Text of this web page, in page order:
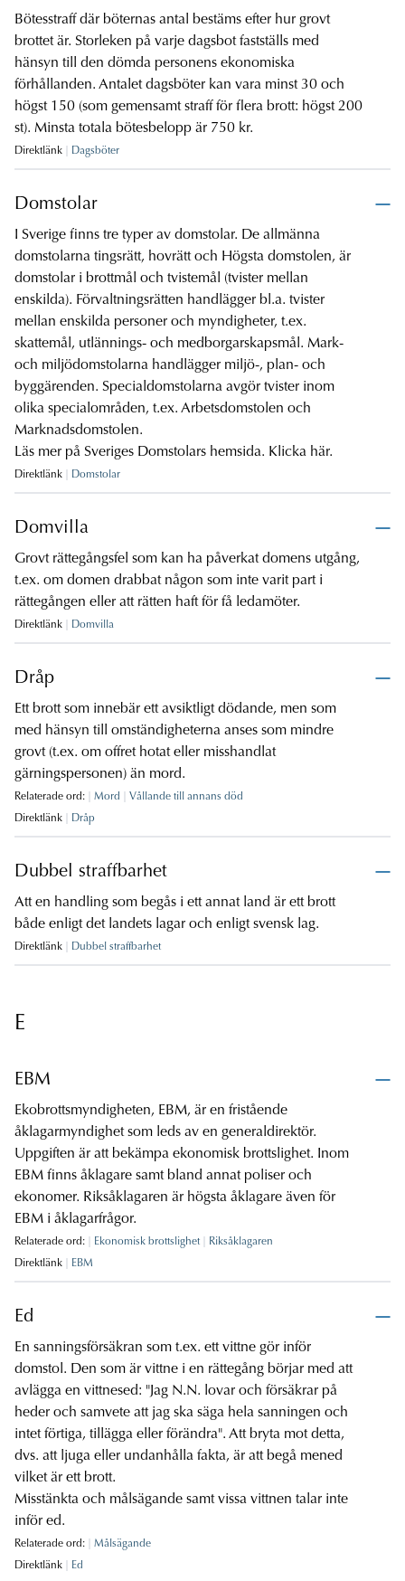
Bötesstraff där böternas antal bestäms efter hur grovt
brottet är. Storleken på varje dagsbot fastställs med
hänsyn till den dömda personens ekonomiska
förhållanden. Antalet dagsböter kan vara minst 30 och
högst 150 (som gemensamt straff för flera brott: högst 200
st). Minsta totala bötesbelopp är 750 kr.
Direktlänk Dagsböter
Domstolar
I Sverige finns tre typer av domstolar. De allmänna
domstolarna tingsrätt, hovrätt och Högsta domstolen, är
domstolar i brottmål och tvistemål (tvister mellan
enskilda). Förvaltningsrätten handlägger bl.a. tvister
mellan enskilda personer och myndigheter, t.ex.
skattemål, utlännings- och medborgarskapsmål. Mark-
och miljödomstolarna handlägger miljö-, plan- och
byggärenden. Specialdomstolarna avgör tvister inom
olika specialområden, t.ex. Arbetsdomstolen och
Marknadsdomstolen.
Läs mer på Sveriges Domstolars hemsida. Klicka här.
Direktlänk Domstolar
Domvilla
Grovt rättegångsfel som kan ha påverkat domens utgång,
t.ex. om domen drabbat någon som inte varit part i
rättegången eller att rätten haft för få ledamöter.
Direktlänk Domvilla
Dråp
Ett brott som innebär ett avsiktligt dödande, men som
med hänsyn till omständigheterna anses som mindre
grovt (t.ex. om offret hotat eller misshandlat
gärningspersonen) än mord.
Relaterade ord: Mord
Vållande till annans död
Direktlänk
Dråp
Dubbel straffbarhet
Att en handling som begås i ett annat land är ett brott
både enligt det landets lagar och enligt svensk lag.
Direktlänk Dubbel straffbarhet
E
EBM
Ekobrottsmyndigheten, EBM, är en fristående
åklagarmyndighet som leds av en generaldirektör.
Uppgiften är att bekämpa ekonomisk brottslighet. Inom
EBM finns åklagare samt bland annat poliser och
ekonomer. Riksåklagaren är högsta åklagare även för
EBM i åklagarfrågor.
Relaterade ord: Ekonomisk brottslighet
Riksåklagaren
Direktlänk
EBM
Ed
En sanningsförsäkran som t.ex. ett vittne gör inför
domstol. Den som är vittne i en rättegång börjar med att
avlägga en vittnesed: "Jag N.N. lovar och försäkrar på
heder och samvete att jag ska säga hela sanningen och
intet förtiga, tillägga eller förändra". Att bryta mot detta,
dvs. att ljuga eller undanhålla fakta, är att begå mened
vilket är ett brott.
Misstänkta och målsägande samt vissa vittnen talar inte
inför ed.
Relaterade ord:
Målsägande
Direktlänk
Ed